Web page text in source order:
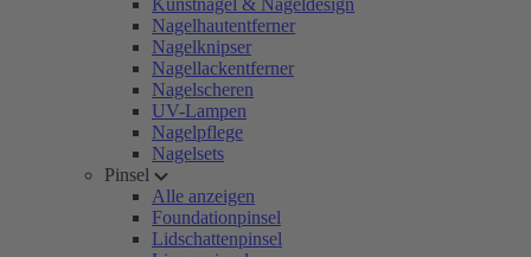
Kunstnägel & Nageldesign
Nagelhautentferner
Nagelknipser
Nagellackentferner
Nagelscheren
UV-Lampen
Nagelpflege
Nagelsets
Pinsel
Alle anzeigen
Foundationpinsel
Lidschattenpinsel